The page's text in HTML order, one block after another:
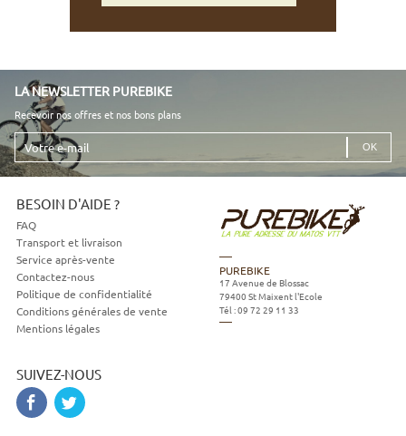
LA NEWSLETTER PUREBIKE
Recevoir nos offres et nos bons plans
Votre
e-
mail
BESOIN D'AIDE ?
FAQ
Transport et livraison
Service après-vente
Contactez-nous
Politique de confidentialité
Conditions générales de vente
Mentions légales
SUIVEZ-NOUS
PUREBIKE
17 Avenue de Blossac
79400 St Maixent l'Ecole
Tél :09 72 29 11 33